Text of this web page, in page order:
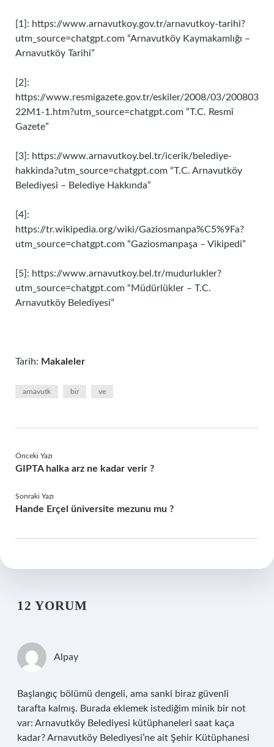
[1]: https://www.arnavutkoy.gov.tr/arnavutkoy-tarihi?
utm_source=chatgpt.com “Arnavutköy Kaymakamlığı –
Arnavutköy Tarihi”
[2]:
https://www.resmigazete.gov.tr/eskiler/2008/03/200803
22M1-1.htm?utm_source=chatgpt.com “T.C. Resmî
Gazete”
[3]: https://www.arnavutkoy.bel.tr/icerik/belediye-
hakkinda?utm_source=chatgpt.com “T.C. Arnavutköy
Belediyesi – Belediye Hakkında”
[4]:
https://tr.wikipedia.org/wiki/Gaziosmanpa%C5%9Fa?
utm_source=chatgpt.com “Gaziosmanpaşa – Vikipedi”
[5]: https://www.arnavutkoy.bel.tr/mudurlukler?
utm_source=chatgpt.com “Müdürlükler – T.C.
Arnavutköy Belediyesi”
Tarih: Makaleler
arnavutk bir ve
Önceki Yazı
GIPTA halka arz ne kadar verir ?
Sonraki Yazı
Hande Erçel üniversite mezunu mu ?
12 YORUM
Alpay
Başlangıç bölümü dengeli, ama sanki biraz güvenli
tarafta kalmış. Burada eklemek istediğim minik bir not
var: Arnavutköy Belediyesi kütüphaneleri saat kaça
kadar? Arnavutköy Belediyesi’ne ait Şehir Kütüphanesi